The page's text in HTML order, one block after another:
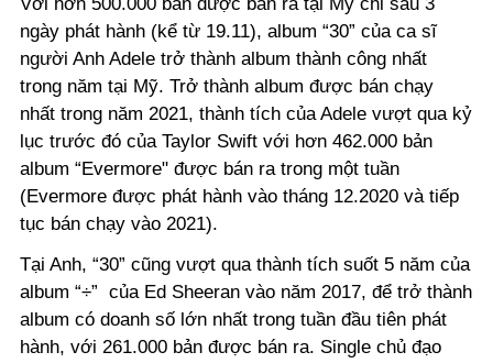
ngày phát hành (kể từ 19.11), album “30” của ca sĩ
người Anh Adele trở thành album thành công nhất
trong năm tại Mỹ. Trở thành album được bán chạy
nhất trong năm 2021, thành tích của Adele vượt qua kỷ
lục trước đó của Taylor Swift với hơn 462.000 bản
album “Evermore" được bán ra trong một tuần
(Evermore được phát hành vào tháng 12.2020 và tiếp
tục bán chạy vào 2021).
Tại Anh, “30” cũng vượt qua thành tích suốt 5 năm của
album “÷” của Ed Sheeran vào năm 2017, để trở thành
album có doanh số lớn nhất trong tuần đầu tiên phát
hành, với 261.000 bản được bán ra. Single chủ đạo